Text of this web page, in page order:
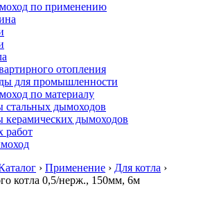
по применению
отопления
для промышленности
по материалу
стальных дымоходов
керамических дымоходов
работ
› Применение › Для котла ›
котла 0,5/нерж., 150мм, 6м